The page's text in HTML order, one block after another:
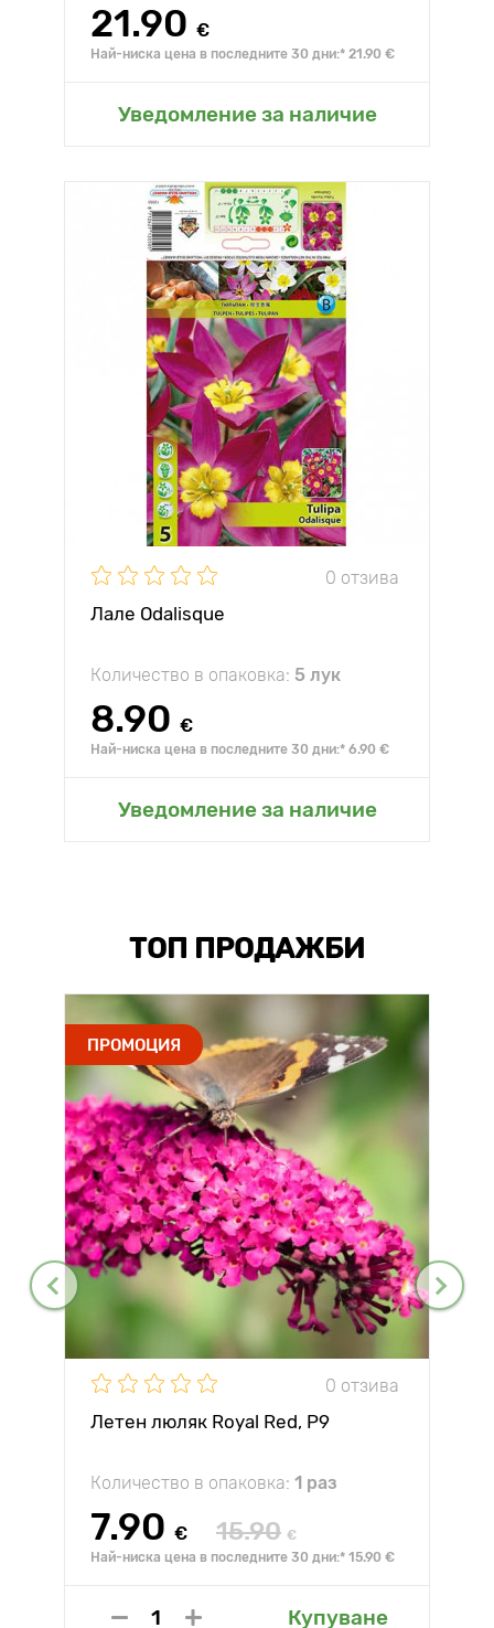
21.90 €
Най-ниска цена в последните 30 дни:* 21.90 €
Уведомление за наличие
0 отзива
Лале Odalisque
Количество в опаковка: 5 лук
8.90 €
Най-ниска цена в последните 30 дни:* 6.90 €
Уведомление за наличие
ТОП ПРОДАЖБИ
ПРОМОЦИЯ
0 отзива
Летен люляк Royal Red, P9
Количество в опаковка: 1 раз
7.90 € 15.90 €
Най-ниска цена в последните 30 дни:* 15.90 €
Купуване